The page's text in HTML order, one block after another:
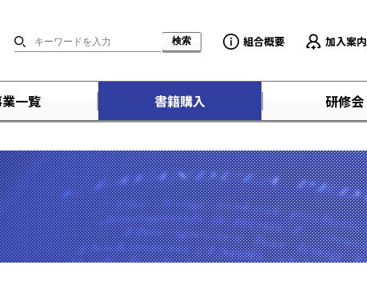
組合概要 加入案内
一覧 書籍購入 研修会